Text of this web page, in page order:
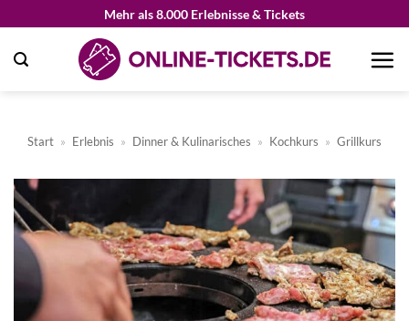
springen
Mehr als 8.000 Erlebnisse & Tickets
Start » Erlebnis » Dinner & Kulinarisches » Kochkurs » Grillkurs